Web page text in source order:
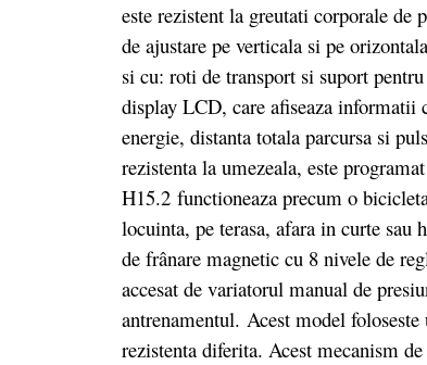
este rezistent la greutati corporale de
de ajustare pe verticala si pe
si cu: roti de transport si suport
display LCD, care afiseaza informatii
energie, distanta totala parcursa si
rezistenta la umezeala, este
H15.2 functioneaza precum o
locuinta, pe terasa, afara in curte
de frânare magnetic cu 8 nivele de
accesat de variatorul manual de
antrenamentul. Acest model
rezistenta diferita. Acest mecanism